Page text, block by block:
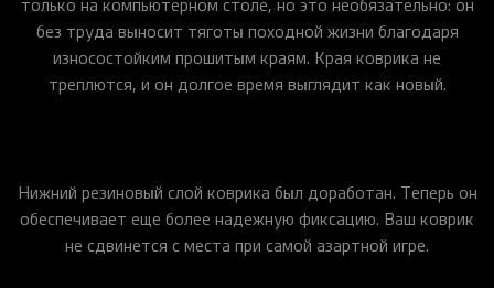
без труда выносит тяготы походной жизни благодаря
износостойким прошитым краям. Края коврика не
треплются, и он долгое время выглядит как новый.
Нижний резиновый слой коврика был доработан. Теперь он
обеспечивает еще более надежную фиксацию. Ваш коврик
не сдвинется с места при самой азартной игре.